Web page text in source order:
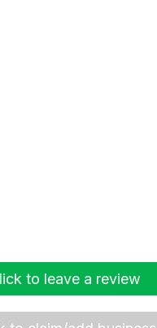
to leave a review